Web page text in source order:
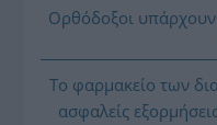
Ορθόδοξοι υπάρχουν
Το φαρμακείο των
ασφαλείς